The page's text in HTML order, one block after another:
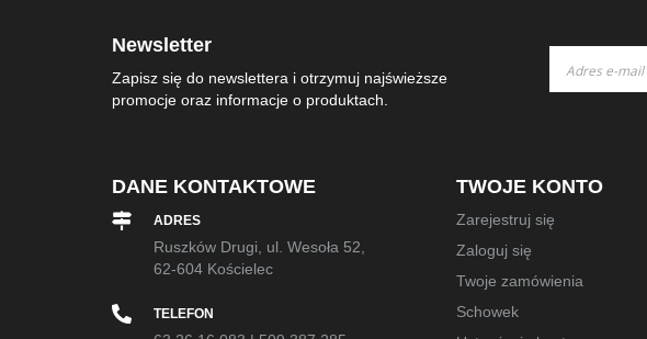
Newsletter
Zapisz się do newslettera i otrzymuj najświeższe
promocje oraz informacje o produktach.
nasz
DANE KONTAKTOWE
ADRES
Ruszków Drugi, ul. Wesoła 52,
62-604 Kościelec
TELEFON
TWOJE KONTO
Zarejestruj się
Zaloguj się
Twoje zamówienia
Schowek